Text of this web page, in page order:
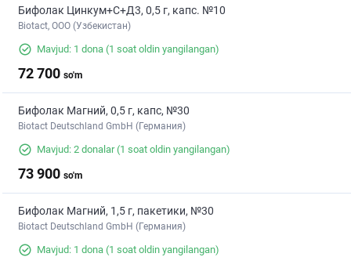
Бифолак Цинкум+С+Д3, 0,5 г, капс. №10
Biotact, ООО (Узбекистан)
Mavjud: 1 dona (1 soat oldin yangilangan)
72 700 so'm
Бифолак Магний, 0,5 г, капс, №30
Biotact Deutschland GmbH (Германия)
Mavjud: 2 donalar(1 soat oldin yangilangan)
73 900 so'm
Бифолак Магний, 1,5 г, пакетики, №30
Biotact Deutschland GmbH (Германия)
Mavjud: 1 dona (1 soat oldin yangilangan)